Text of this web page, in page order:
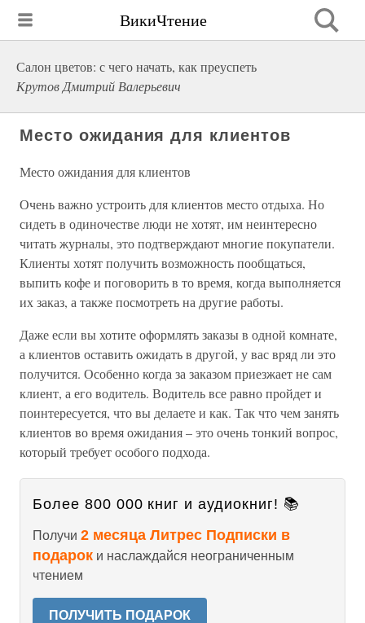
ВикиЧтение
Салон цветов: с чего начать, как преуспеть
Крутов Дмитрий Валерьевич
Место ожидания для клиентов
Место ожидания для клиентов
Очень важно устроить для клиентов место отдыха. Но
сидеть в одиночестве люди не хотят, им неинтересно
читать журналы, это подтверждают многие покупатели.
Клиенты хотят получить возможность пообщаться,
выпить кофе и поговорить в то время, когда выполняется
их заказ, а также посмотреть на другие работы.
Даже если вы хотите оформлять заказы в одной комнате,
а клиентов оставить ожидать в другой, у вас вряд ли это
получится. Особенно когда за заказом приезжает не сам
клиент, а его водитель. Водитель все равно пройдет и
поинтересуется, что вы делаете и как. Так что чем занять
клиентов во время ожидания – это очень тонкий вопрос,
который требует особого подхода.
Более 800 000 книг и аудиокниг! 📚
Получи 2 месяца Литрес Подписки в
подарок и наслаждайся неограниченным
чтением
ПОЛУЧИТЬ ПОДАРОК